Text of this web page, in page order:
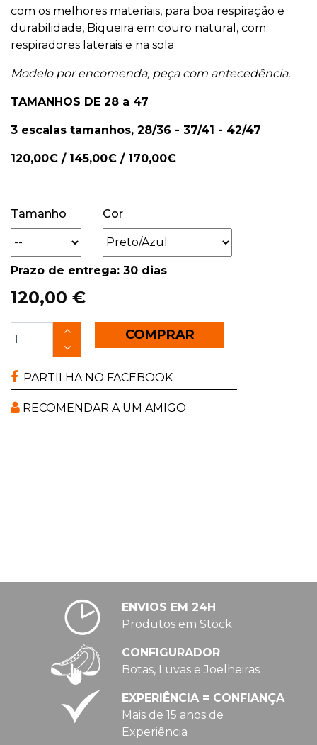
com os melhores materiais, para boa respiração e
durabilidade, Biqueira em couro natural, com
respiradores laterais e na sola.
Modelo por encomenda, peça com antecedência.
TAMANHOS DE 28 a 47
3 escalas tamanhos, 28/36 - 37/41 - 42/47
120,00€ / 145,00€ / 170,00€
Tamanho Cor
Prazo de entrega: 30 dias
120,00 €
COMPRAR
PARTILHA NO FACEBOOK
RECOMENDAR A UM AMIGO
ENVIOS EM 24H
Produtos em Stock
CONFIGURADOR
Botas, Luvas e Joelheiras
EXPERIÊNCIA = CONFIANÇA
Mais de 15 anos de
Experiência